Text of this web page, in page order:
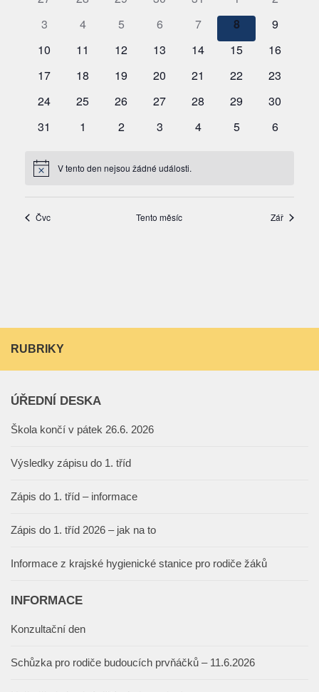
RUBRIKY
ÚŘEDNÍ DESKA
Škola končí v pátek 26.6. 2026
Výsledky zápisu do 1. tříd
Zápis do 1. tříd – informace
Zápis do 1. tříd 2026 – jak na to
Informace z krajské hygienické stanice pro rodiče žáků
INFORMACE
Konzultační den
Schůzka pro rodiče budoucích prvňáčků – 11.6.2026